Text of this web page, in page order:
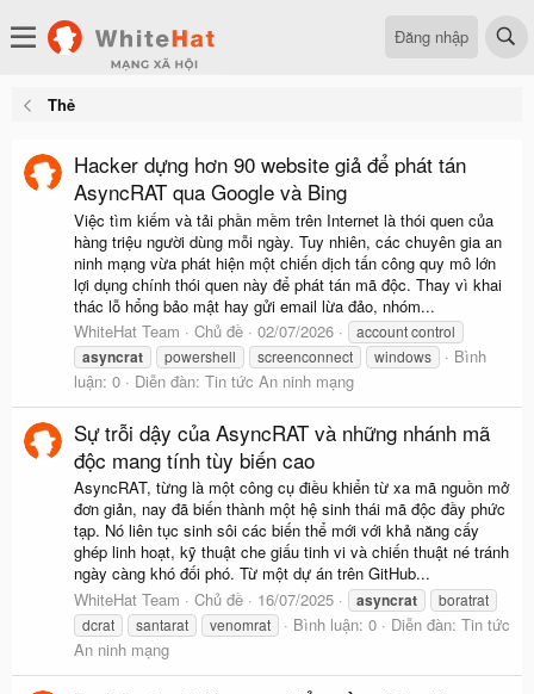
Đăng nhập
Thẻ
Hacker dựng hơn 90 website giả để phát tán
AsyncRAT qua Google và Bing
Việc tìm kiếm và tải phần mềm trên Internet là thói quen của
hàng triệu người dùng mỗi ngày. Tuy nhiên, các chuyên gia an
ninh mạng vừa phát hiện một chiến dịch tấn công quy mô lớn
lợi dụng chính thói quen này để phát tán mã độc. Thay vì khai
thác lỗ hổng bảo mật hay gửi email lừa đảo, nhóm...
WhiteHat Team
Chủ đề 02/07/2026 account control
asyncrat powershell screenconnect windows
Bình
luận: 0
Diễn đàn: Tin tức An ninh mạng
Sự trỗi dậy của AsyncRAT và những nhánh mã
độc mang tính tùy biến cao
AsyncRAT, từng là một công cụ điều khiển từ xa mã nguồn mở
đơn giản, nay đã biến thành một hệ sinh thái mã độc đầy phức
tạp. Nó liên tục sinh sôi các biến thể mới với khả năng cấy
ghép linh hoạt, kỹ thuật che giấu tinh vi và chiến thuật né tránh
ngày càng khó đối phó. Từ một dự án trên GitHub...
WhiteHat Team
Chủ đề 16/07/2025 asyncrat
boratrat
dcrat
santarat venomrat Bình luận: 0 Diễn đàn: Tin tức
An ninh mạng